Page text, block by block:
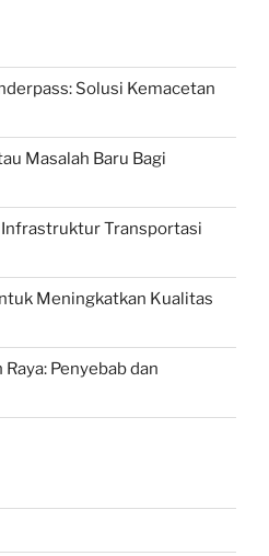
Solusi Kemacetan
Masalah Baru Bagi
Transportasi
Meningkatkan Kualitas
Penyebab dan